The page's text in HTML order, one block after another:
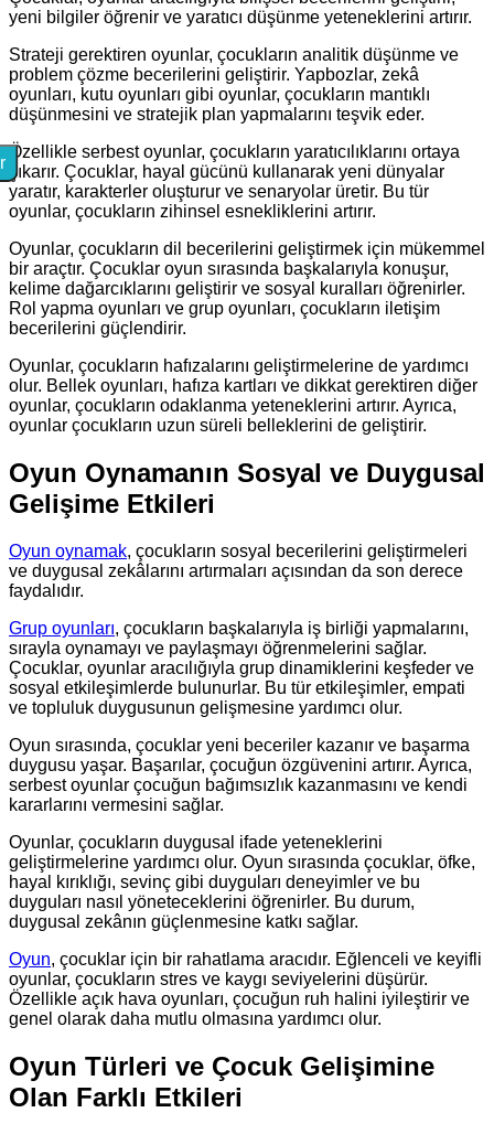
yeni bilgiler öğrenir ve yaratıcı düşünme yeteneklerini artırır.
Strateji gerektiren oyunlar, çocukların analitik düşünme ve
problem çözme becerilerini geliştirir. Yapbozlar, zekâ
oyunları, kutu oyunları gibi oyunlar, çocukların mantıklı
düşünmesini ve stratejik plan yapmalarını teşvik eder.
Özellikle serbest oyunlar, çocukların yaratıcılıklarını ortaya
çıkarır. Çocuklar, hayal gücünü kullanarak yeni dünyalar
yaratır, karakterler oluşturur ve senaryolar üretir. Bu tür
oyunlar, çocukların zihinsel esnekliklerini artırır.
Oyunlar, çocukların dil becerilerini geliştirmek için mükemmel
bir araçtır. Çocuklar oyun sırasında başkalarıyla konuşur,
kelime dağarcıklarını geliştirir ve sosyal kuralları öğrenirler.
Rol yapma oyunları ve grup oyunları, çocukların iletişim
becerilerini güçlendirir.
Oyunlar, çocukların hafızalarını geliştirmelerine de yardımcı
olur. Bellek oyunları, hafıza kartları ve dikkat gerektiren diğer
oyunlar, çocukların odaklanma yeteneklerini artırır. Ayrıca,
oyunlar çocukların uzun süreli belleklerini de geliştirir.
Oyun Oynamanın Sosyal ve Duygusal
Gelişime Etkileri
Oyun oynamak, çocukların sosyal becerilerini geliştirmeleri
ve duygusal zekâlarını artırmaları açısından da son derece
faydalıdır.
Grup oyunları, çocukların başkalarıyla iş birliği yapmalarını,
sırayla oynamayı ve paylaşmayı öğrenmelerini sağlar.
Çocuklar, oyunlar aracılığıyla grup dinamiklerini keşfeder ve
sosyal etkileşimlerde bulunurlar. Bu tür etkileşimler, empati
ve topluluk duygusunun gelişmesine yardımcı olur.
Oyun sırasında, çocuklar yeni beceriler kazanır ve başarma
duygusu yaşar. Başarılar, çocuğun özgüvenini artırır. Ayrıca,
serbest oyunlar çocuğun bağımsızlık kazanmasını ve kendi
kararlarını vermesini sağlar.
Oyunlar, çocukların duygusal ifade yeteneklerini
geliştirmelerine yardımcı olur. Oyun sırasında çocuklar, öfke,
hayal kırıklığı, sevinç gibi duyguları deneyimler ve bu
duyguları nasıl yöneteceklerini öğrenirler. Bu durum,
duygusal zekânın güçlenmesine katkı sağlar.
Oyun, çocuklar için bir rahatlama aracıdır. Eğlenceli ve keyifli
oyunlar, çocukların stres ve kaygı seviyelerini düşürür.
Özellikle açık hava oyunları, çocuğun ruh halini iyileştirir ve
genel olarak daha mutlu olmasına yardımcı olur.
Oyun Türleri ve Çocuk Gelişimine
Olan Farklı Etkileri